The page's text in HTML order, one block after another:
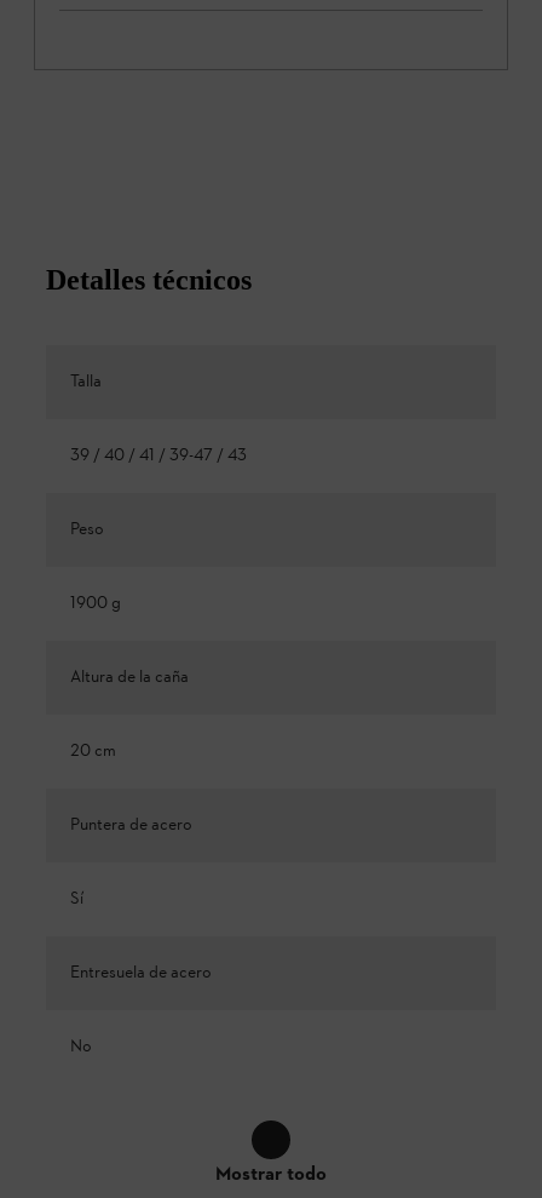
Detalles técnicos
Talla
39 / 40 / 41 / 39-47 / 43
Peso
1900 g
Altura de la caña
20 cm
Puntera de acero
Sí
Entresuela de acero
No
Mostrar todo